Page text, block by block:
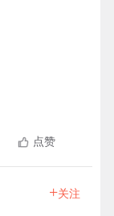
点赞
+关注